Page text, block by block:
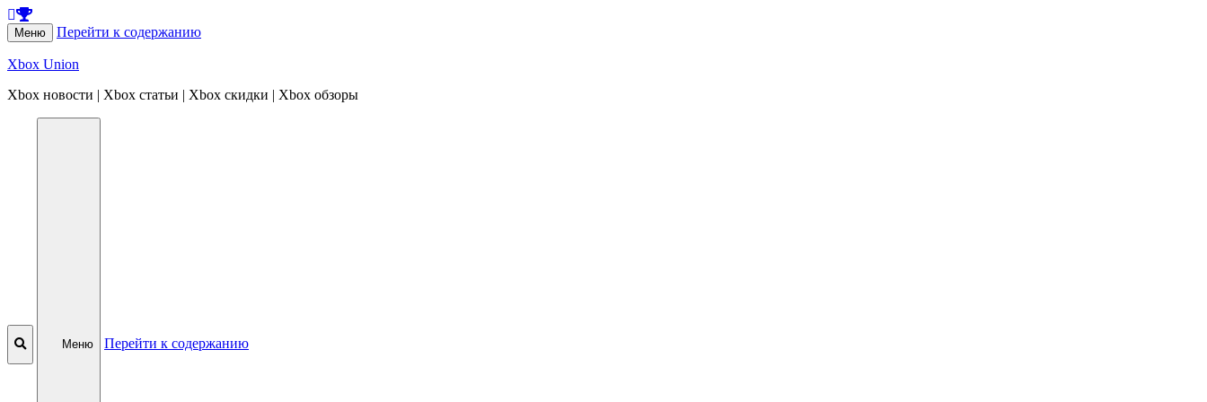
Меню Перейти к содержанию
Xbox Union
Xbox новости | Xbox статьи | Xbox скидки | Xbox обзоры
Меню Перейти к содержанию